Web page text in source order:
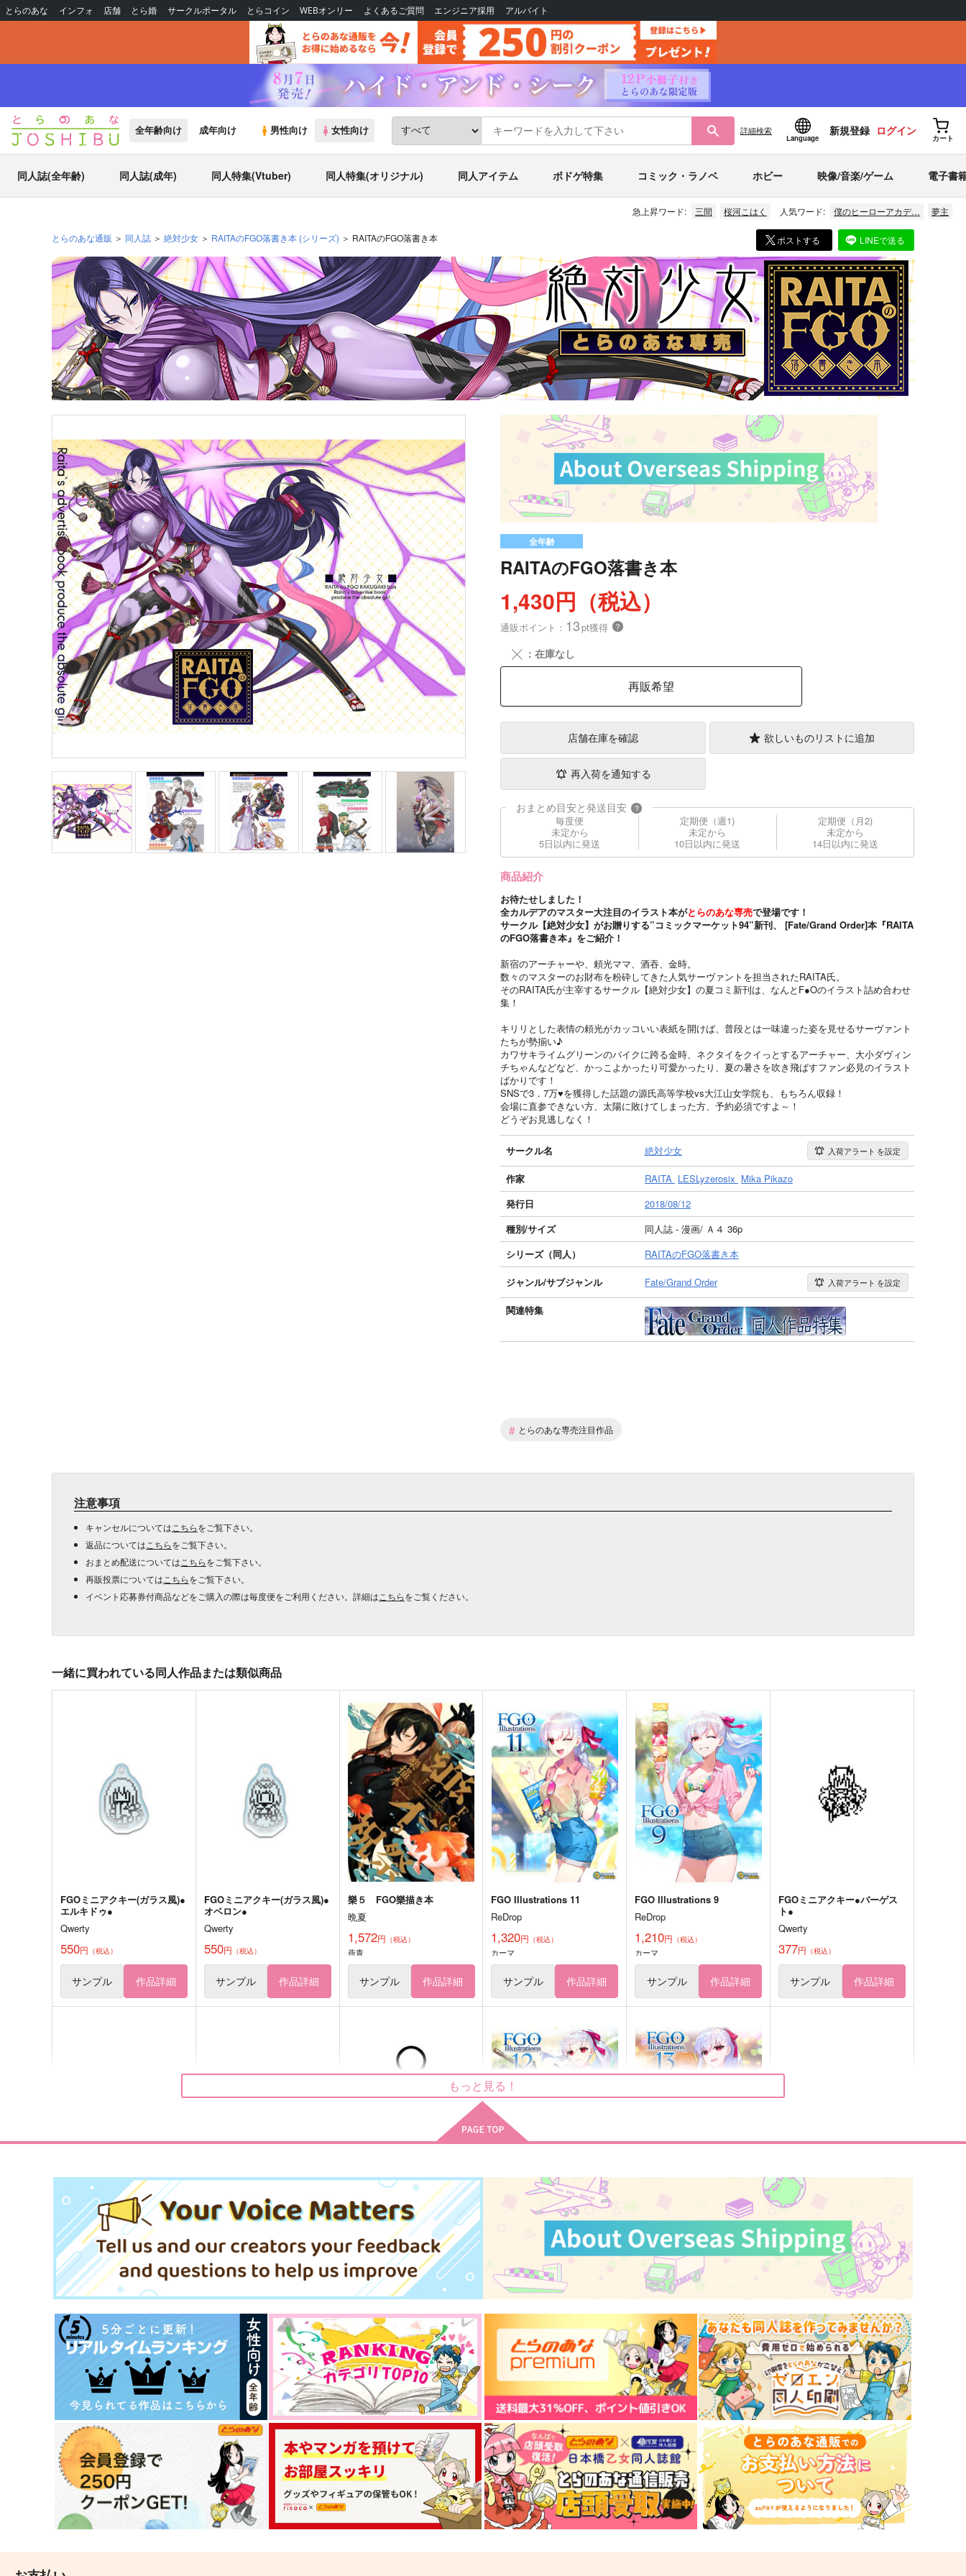
とらのあな インフォ 店舗 とら婚 サークルポータル とらコイン WEBオンリー よくあるご質問 エンジニア採用 アルバイト
全年齢向け 成年向け 男性向け 女性向け 詳細検索
Language
新規登録 ログイン
カート
同人誌(全年齢) 同人誌(成年) 同人特集(Vtuber) 同人特集(オリジナル) 同人アイテム ボドゲ特集 コミック・ラノベ ホビー 映像/音楽/ゲーム 電子書
急上昇ワード: 三間 桜河こはく 人気ワード: 僕のヒーローアカデ… 夢主
とらのあな通販 同人誌 絶対少女 RAITAのFGO落書き本 (シリーズ) RAITAのFGO落書き本 ポストする LINEで送る
全年齢
RAITAのFGO落書き本
1,430円（税込）
通販ポイント： 13pt獲得 ？
╳ ：在庫なし
再販希望
店舗在庫を確認 欲しいものリストに追加
再入荷を通知する
おまとめ目安と発送目安 ?
毎度便
未定から
5日以内に発送
定期便（週1)
未定から
10日以内に発送
定期便（月2)
未定から
14日以内に発送
商品紹介
お待たせしました！
全カルデアのマスター大注目のイラスト本がとらのあな専売で登場です！
サークル【絶対少女】がお贈りする”コミックマーケット94”新刊、 [Fate/Grand Order]本『RAITA
のFGO落書き本』をご紹介！
新宿のアーチャーや、頼光ママ、酒吞、金時。
数々のマスターのお財布を粉砕してきた人気サーヴァントを担当されたRAITA氏。
そのRAITA氏が主宰するサークル【絶対少女】の夏コミ新刊は、なんとF●Oのイラスト詰め合わせ
集！
キリリとした表情の頼光がカッコいい表紙を開けば、普段とは一味違った姿を見せるサーヴァント
たちが勢揃い♪
カワサキライムグリーンのバイクに跨る金時、ネクタイをクイっとするアーチャー、大小ダヴィン
チちゃんなどなど、かっこよかったり可愛かったり、夏の暑さを吹き飛ばすファン必見のイラスト
ばかりです！
SNSで3．7万♥を獲得した話題の源氏高等学校vs大江山女学院も、もちろん収録！
会場に直参できない方、太陽に敗けてしまった方、予約必須ですよ～！
どうぞお見逃しなく！
サークル名 絶対少女 入荷アラート を設定
作家 RAITA LESLyzerosix Mika Pikazo
発行日
2018/08/12
種別/サイズ
同人誌 - 漫画/ Ａ４ 36p
シリーズ（同人）
RAITAのFGO落書き本
ジャンル/サブジャンル Fate/Grand Order 入荷アラート を設定
関連特集
# とらのあな専売注目作品
注意事項
キャンセルについては こちらをご覧下さい。
返品については こちらをご覧下さい。
おまとめ配送については こちらをご覧下さい。
再販投票については こちらをご覧下さい。
イベント応募券付商品などをご購入の際は毎度便をご利用ください。詳細は こちらをご覧ください。
一緒に買われている同人作品または類似商品
FGOミニアクキー(ガラス風)●
エルキドゥ●
Qwerty
550円 （税込）
サンプル 作品詳細
FGOミニアクキー(ガラス風)●
オベロン●
Qwerty
550円 （税込）
サンプル 作品詳細
樂５ FGO樂描き本
晩夏
1,572円 （税込）
燕青
サンプル 作品詳細
FGO Illustrations 11
ReDrop
1,320円 （税込）
カーマ
サンプル 作品詳細
FGO Illustrations 9
ReDrop
1,210円 （税込）
カーマ
サンプル 作品詳細
FGOミニアクキー●バーゲス
ト●
Qwerty
377円 （税込）
サンプル 作品詳細
FGOミニアクキー●メリュジ
ーヌ●
Qwerty
377 円（税込）
メリュジーヌ
FGOミニアクキー●紅閻魔●
377 円（税込）
紅閻魔
FGOアンブレラマーカー●ガ
ラス
Qwerty
504円 （税込）
FGO Illustrations 12
（税込）
カーマ
ReDrop
1,760円（税込）
カーマ
テスカトリポカ●
Qwerty
（税込）
ヴリトラ●
ジャンヌオルタ●
ジャンヌ●
こいむし
404
404
もっと見る！